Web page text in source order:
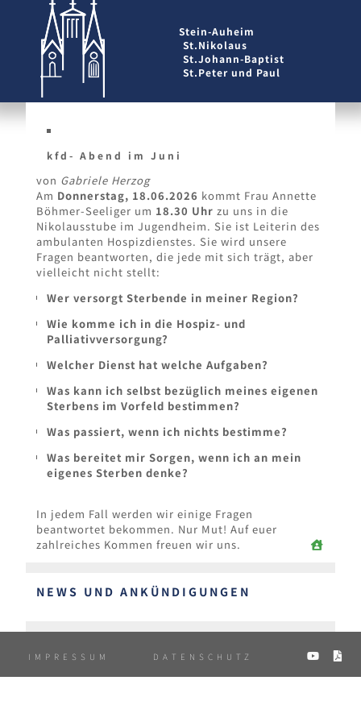
Stein-Auheim
St.Nikolaus
St.Johann-Baptist
St.Peter und Paul
kfd- Abend im Juni
von Gabriele Herzog
Am Donnerstag, 18.06.2026 kommt Frau Annette
Böhmer-Seeliger um 18.30 Uhr zu uns in die
Nikolausstube im Jugendheim. Sie ist Leiterin des
ambulanten Hospizdienstes. Sie wird unsere
Fragen beantworten, die jede mit sich trägt, aber
vielleicht nicht stellt:
Wer versorgt Sterbende in meiner Region?
Wie komme ich in die Hospiz- und
Palliativversorgung?
Welcher Dienst hat welche Aufgaben?
Was kann ich selbst bezüglich meines eigenen
Sterbens im Vorfeld bestimmen?
Was passiert, wenn ich nichts bestimme?
Was bereitet mir Sorgen, wenn ich an mein
eigenes Sterben denke?
In jedem Fall werden wir einige Fragen
beantwortet bekommen. Nur Mut! Auf euer
zahlreiches Kommen freuen wir uns.
NEWS UND ANKÜNDIGUNGEN
IMPRESSUM DATENSCHUTZ